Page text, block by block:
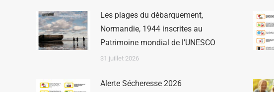
Les plages du débarquement,
Normandie, 1944 inscrites au
Patrimoine mondial de l’UNESCO
31 juillet 2026
Alerte Sécheresse 2026